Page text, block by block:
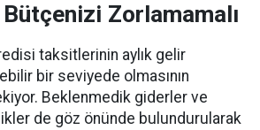
Zorlamamalı
taksitlerinin aylık gelir
bir seviyede olmasının
Beklenmedik giderler ve
de göz önünde bulundurularak